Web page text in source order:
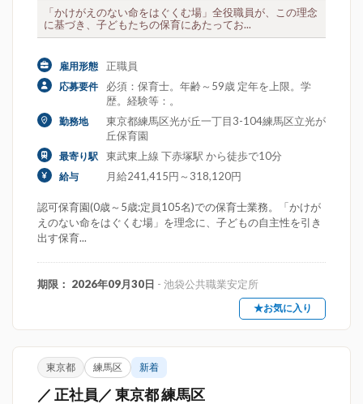
「かけがえのない命をはぐくむ場」全役職員が、この理念
に基づき、子どもたちの保育にあたってお...
雇用形態 正職員
応募要件
必須：保育士。年齢～59歳 定年を上限。学
歴。経験等：。
勤務地
東京都練馬区光が丘一丁目3-104練馬区立光が
丘保育園
最寄り駅 東武東上線 下赤塚駅 から徒歩で10分
給与 月給241,415円～318,120円
認可保育園(0歳～5歳:定員105名)での保育士業務。「かけが
えのない命をはぐくむ場」を理念に、子どもの自主性を引き
出す保育...
期限： 2026年09月30日 - 池袋公共職業安定所
★お気に入り
東京都 練馬区 新着
／ 正社員／ 東京都 練馬区